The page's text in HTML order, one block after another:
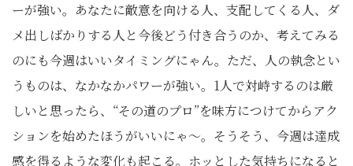
ーが強い。あなたに敵意を向ける人、支配してくる人、ダ
メ出しばかりする人と今後どう付き合うのか、考えてみる
のにも今週はいいタイミングにゃん。ただ、人の執念とい
うものは、なかなかパワーが強い。1人で対峙するのは厳
しいと思ったら、“その道のプロ”を味方につけてからアク
ションを始めたほうがいいにゃ〜。そうそう、今週は達成
感を得るような変化も起こる。ホッとした気持ちになると